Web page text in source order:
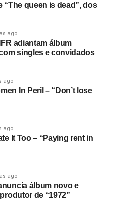
“The queen is dead”, dos
ago
adiantam álbum
singles e convidados
ago
In Peril – “Don’t lose
ago
It Too – “Paying rent in
ago
álbum novo e
de “1972”